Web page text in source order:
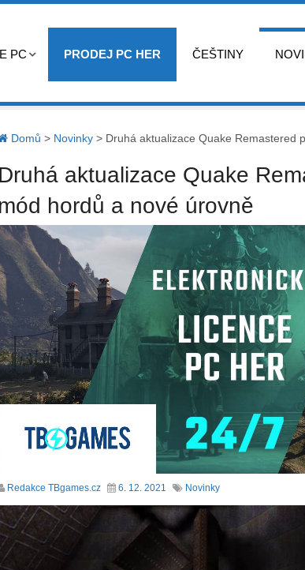
PC PRODEJ PC HER ČEŠTINY
Domů > Novinky> Druhá aktualizace Quake Remastered
Druhá aktualizace Quake
hordů a nové úrovně
Redakce TBgames.cz 6. 12. 2021 Novinky